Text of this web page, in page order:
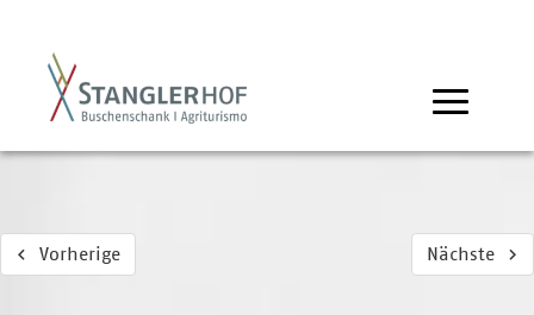
Vorherige Nächste